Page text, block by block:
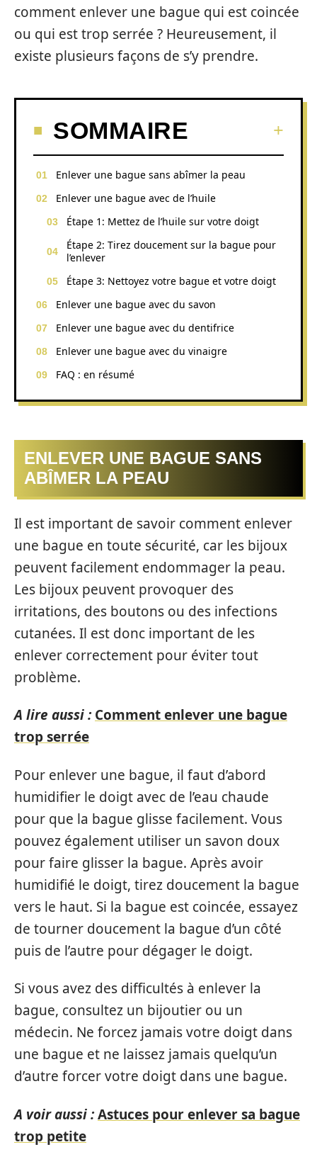
comment enlever une bague qui est coincée
ou qui est trop serrée ? Heureusement, il
existe plusieurs façons de s’y prendre.
SOMMAIRE
Enlever une bague sans abîmer la peau
Enlever une bague avec de l’huile
Étape 1: Mettez de l’huile sur votre doigt
Étape 2: Tirez doucement sur la bague pour
l’enlever
Étape 3: Nettoyez votre bague et votre doigt
Enlever une bague avec du savon
Enlever une bague avec du dentifrice
Enlever une bague avec du vinaigre
FAQ : en résumé
ENLEVER UNE BAGUE SANS
ABÎMER LA PEAU
Il est important de savoir comment enlever
une bague en toute sécurité, car les bijoux
peuvent facilement endommager la peau.
Les bijoux peuvent provoquer des
irritations, des boutons ou des infections
cutanées. Il est donc important de les
enlever correctement pour éviter tout
problème.
A lire aussi : Comment enlever une bague
trop serrée
Pour enlever une bague, il faut d’abord
humidifier le doigt avec de l’eau chaude
pour que la bague glisse facilement. Vous
pouvez également utiliser un savon doux
pour faire glisser la bague. Après avoir
humidifié le doigt, tirez doucement la bague
vers le haut. Si la bague est coincée, essayez
de tourner doucement la bague d’un côté
puis de l’autre pour dégager le doigt.
Si vous avez des difficultés à enlever la
bague, consultez un bijoutier ou un
médecin. Ne forcez jamais votre doigt dans
une bague et ne laissez jamais quelqu’un
d’autre forcer votre doigt dans une bague.
A voir aussi :Astuces pour enlever sa bague
trop petite